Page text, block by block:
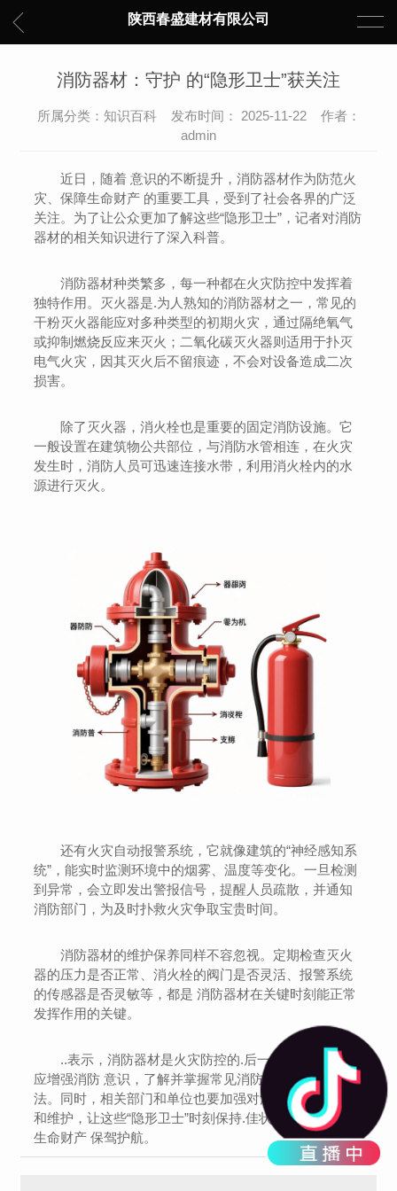
陕西春盛建材有限公司
消防器材：守护 的“隐形卫士”获关注
所属分类：知识百科 发布时间： 2025-11-22 作者：
admin
近日，随着 意识的不断提升，消防器材作为防范火
灾、保障生命财产 的重要工具，受到了社会各界的广泛
关注。为了让公众更加了解这些“隐形卫士”，记者对消防
器材的相关知识进行了深入科普。
消防器材种类繁多，每一种都在火灾防控中发挥着
独特作用。灭火器是.为人熟知的消防器材之一，常见的
干粉灭火器能应对多种类型的初期火灾，通过隔绝氧气
或抑制燃烧反应来灭火；二氧化碳灭火器则适用于扑灭
电气火灾，因其灭火后不留痕迹，不会对设备造成二次
损害。
除了灭火器，消火栓也是重要的固定消防设施。它
一般设置在建筑物公共部位，与消防水管相连，在火灾
发生时，消防人员可迅速连接水带，利用消火栓内的水
源进行灭火。
还有火灾自动报警系统，它就像建筑的“神经感知系
统”，能实时监测环境中的烟雾、温度等变化。一旦检测
到异常，会立即发出警报信号，提醒人员疏散，并通知
消防部门，为及时扑救火灾争取宝贵时间。
消防器材的维护保养同样不容忽视。定期检查灭火
器的压力是否正常、消火栓的阀门是否灵活、报警系统
的传感器是否灵敏等，都是 消防器材在关键时刻能正常
发挥作用的关键。
..表示，消防器材是火灾防控的.后一道防线，公众
应增强消防 意识，了解并掌握常见消防器材的使用方
法。同时，相关部门和单位也要加强对消防器材的管理
和维护，让这些“隐形卫士”时刻保持.佳状态，为我们的
生命财产 保驾护航。